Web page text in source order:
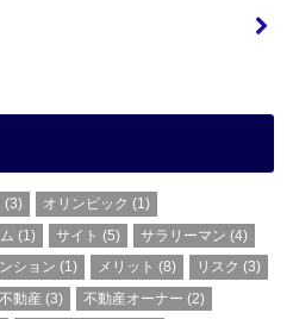
(3) オリンピック (1)
(1) サイト (5) サラリーマン (4)
ション (1) メリット (8) リスク (3)
不動産(3) 不動産オーナー (2)